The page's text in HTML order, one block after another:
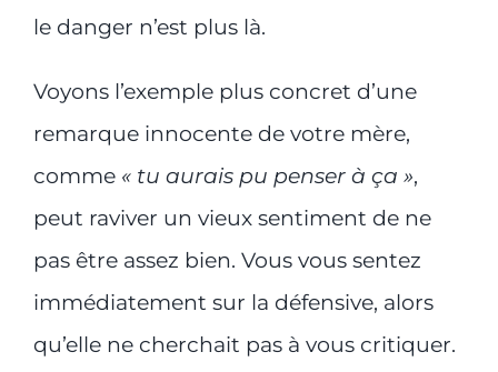
le danger n’est plus là.
Voyons l’exemple plus concret d’une
remarque innocente de votre mère,
comme « tu aurais pu penser à ça »,
peut raviver un vieux sentiment de ne
pas être assez bien. Vous vous sentez
immédiatement sur la défensive, alors
qu’elle ne cherchait pas à vous critiquer.